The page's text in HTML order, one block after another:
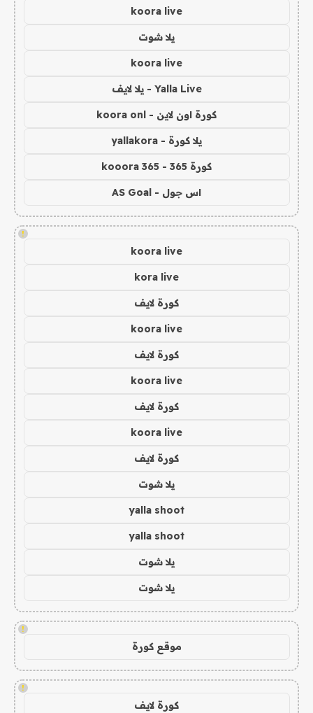
koora live
يلا شوت
koora live
Yalla Live - يلا لايف
كورة اون لاين - koora onl
يلا كورة - yallakora
كورة 365 - kooora 365
اس جول - AS Goal
!
koora live
kora live
كورة لايف
koora live
كورة لايف
koora live
كورة لايف
koora live
كورة لايف
يلا شوت
yalla shoot
yalla shoot
يلا شوت
يلا شوت
!
موقع كورة
!
كورة لايف